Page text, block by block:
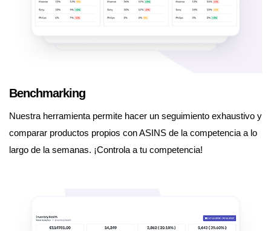
Benchmarking
Nuestra herramienta permite hacer un seguimiento exhaustivo y
comparar productos propios con ASINS de la competencia a lo
largo de la semanas. ¡Controla a tu competencia!